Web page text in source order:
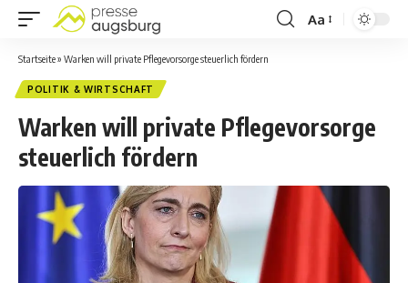
Aa
Startseite» Warken will private Pflegevorsorge steuerlich fördern
POLITIK & WIRTSCHAFT
Warken will private Pflegevorsorge
steuerlich fördern